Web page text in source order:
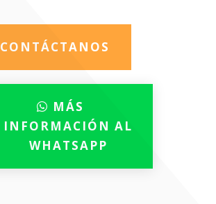
CONTÁCTANOS
MÁS
INFORMACIÓN AL
WHATSAPP